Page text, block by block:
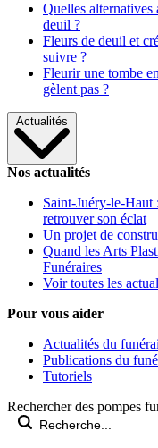
Quelles alternatives
deuil ?
Fleurs de deuil et
suivre ?
Fleurir une tombe
gèlent pas ?
Actualités
Nos actualités
Saint-Juéry-le-Haut
retrouver son éclat
Un projet de
Quand les Arts
Funéraires
Voir toutes les
Pour vous aider
Actualités du
Publications du
Tutoriels
Rechercher des pompes